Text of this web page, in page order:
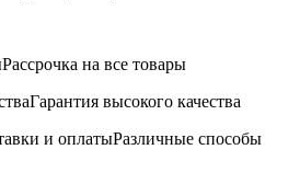
Рассрочка на все товары
Гарантия высокого качества
и оплатыРазличные способы